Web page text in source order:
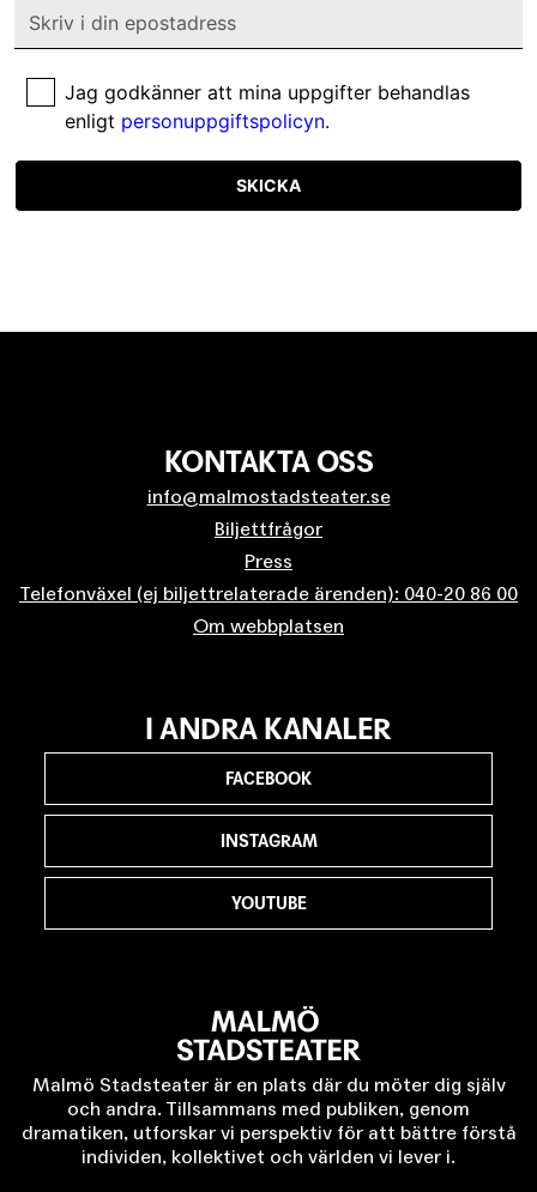
Jag godkänner att mina uppgifter behandlas
enligt personuppgiftspolicyn.
SKICKA
KONTAKTA OSS
info@malmostadsteater.se
Biljettfrågor
Press
Telefonväxel (ej biljettrelaterade ärenden): 040-20 86 00
Om webbplatsen
Malmö Stadsteater är en plats där du möter dig själv
och andra. Tillsammans med publiken, genom
dramatiken, utforskar vi perspektiv för att bättre förstå
individen, kollektivet och världen vi lever i.
I ANDRA KANALER
FACEBOOK
INSTAGRAM
YOUTUBE